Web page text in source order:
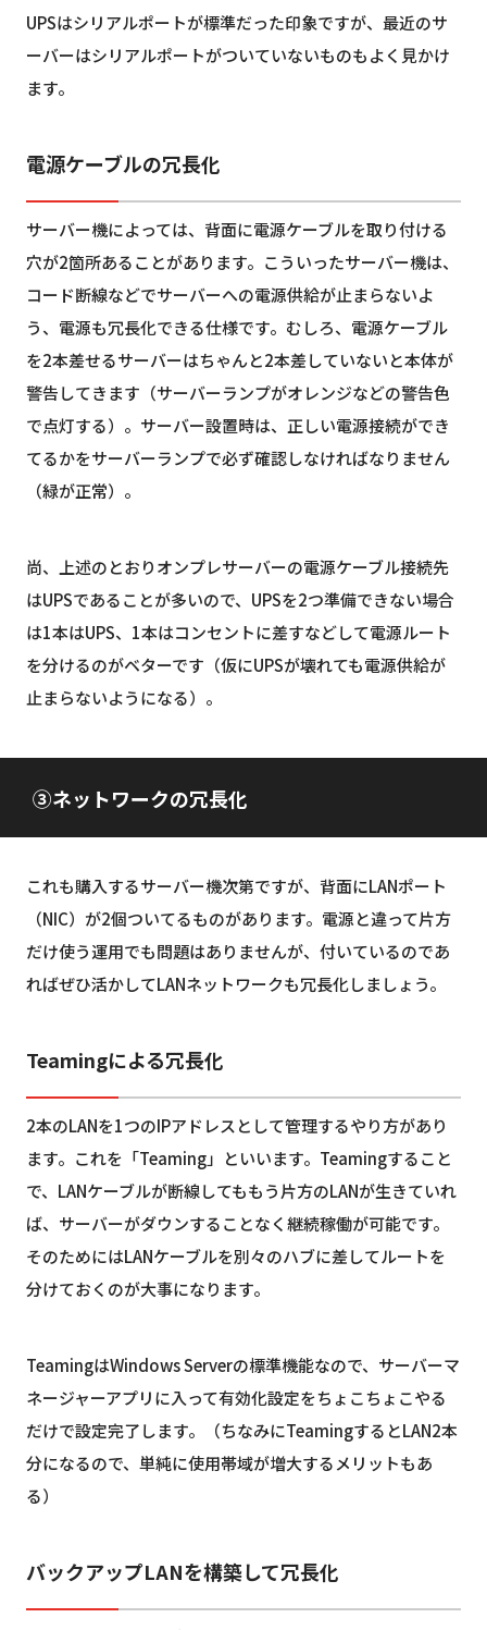
UPSはシリアルポートが標準だった印象ですが、最近のサ
ーバーはシリアルポートがついていないものもよく見かけ
ます。
電源ケーブルの冗長化
サーバー機によっては、背面に電源ケーブルを取り付ける
穴が2箇所あることがあります。こういったサーバー機は、
コード断線などでサーバーへの電源供給が止まらないよ
う、電源も冗長化できる仕様です。むしろ、電源ケーブル
を2本差せるサーバーはちゃんと2本差していないと本体が
警告してきます（サーバーランプがオレンジなどの警告色
で点灯する）。サーバー設置時は、正しい電源接続ができ
てるかをサーバーランプで必ず確認しなければなりません
（緑が正常）。
尚、上述のとおりオンプレサーバーの電源ケーブル接続先
はUPSであることが多いので、UPSを2つ準備できない場合
は1本はUPS、1本はコンセントに差すなどして電源ルート
を分けるのがベターです（仮にUPSが壊れても電源供給が
止まらないようになる）。
③ネットワークの冗長化
これも購入するサーバー機次第ですが、背面にLANポート
（NIC）が2個ついてるものがあります。電源と違って片方
だけ使う運用でも問題はありませんが、付いているのであ
ればぜひ活かしてLANネットワークも冗長化しましょう。
Teamingによる冗長化
2本のLANを1つのIPアドレスとして管理するやり方があり
ます。これを「Teaming」といいます。Teamingすること
で、LANケーブルが断線してももう片方のLANが生きていれ
ば、サーバーがダウンすることなく継続稼働が可能です。
そのためにはLANケーブルを別々のハブに差してルートを
分けておくのが大事になります。
TeamingはWindows Serverの標準機能なので、サーバーマ
ネージャーアプリに入って有効化設定をちょこちょこやる
だけで設定完了します。（ちなみにTeamingするとLAN2本
分になるので、単純に使用帯域が増大するメリットもあ
る）
バックアップLANを構築して冗長化